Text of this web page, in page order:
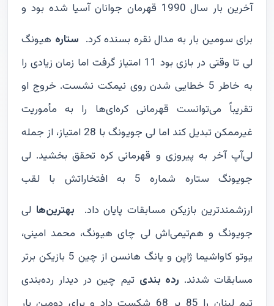
آخرین بار سال 1990 قهرمان جوانان آسیا شده بود و
برای سومین بار به مدال نقره بسنده کرد. ستاره هیونگ
لی تا وقتی در بازی بود 11 امتیاز گرفت اما زمان زیادی را
به خاطر 5 خطایی شدن روی نیمکت نشست. خروج او
تقریباً می‌توانست قهرمانی کره‌ای‌ها را به مأموریت
غیرممکن تبدیل کند اما لی جویونگ با 28 امتیاز، از جمله
لی‌آپ آخر به پیروزی و قهرمانی کره تحقق بخشید. لی
جویونگ ستاره شماره 5 به افتخاراتش با لقب
ارزشمندترین بازیکن مسابقات پایان داد.
بهترین‌ها لی
جویونگ و هم‌تیمی‌اش لی چای هیونگ، محمد امینی،
یوتو کاواشیما ژاپن و یانگ هانسن از چین 5 بازیکن برتر
مسابقات شدند. رده بندی تیم چین در دیدار رده‌بندی